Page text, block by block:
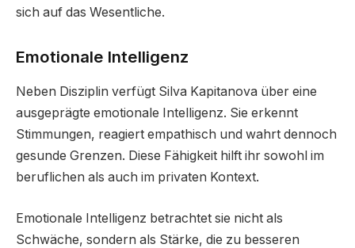
sich auf das Wesentliche.
Emotionale Intelligenz
Neben Disziplin verfügt Silva Kapitanova über eine
ausgeprägte emotionale Intelligenz. Sie erkennt
Stimmungen, reagiert empathisch und wahrt dennoch
gesunde Grenzen. Diese Fähigkeit hilft ihr sowohl im
beruflichen als auch im privaten Kontext.
Emotionale Intelligenz betrachtet sie nicht als
Schwäche, sondern als Stärke, die zu besseren